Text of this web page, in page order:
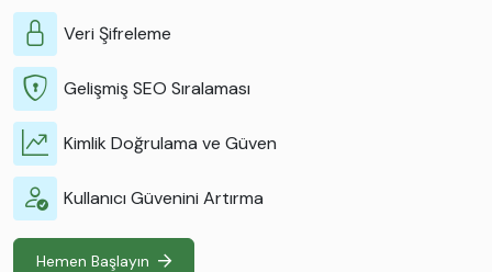
Veri Şifreleme
Gelişmiş SEO Sıralaması
Kimlik Doğrulama ve Güven
Kullanıcı Güvenini Artırma
Hemen Başlayın